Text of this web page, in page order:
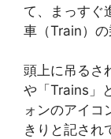
て、まっすぐ
車（Train）の
頭上に吊るさ
や「Trains」
ォンのアイコ
きりと記され